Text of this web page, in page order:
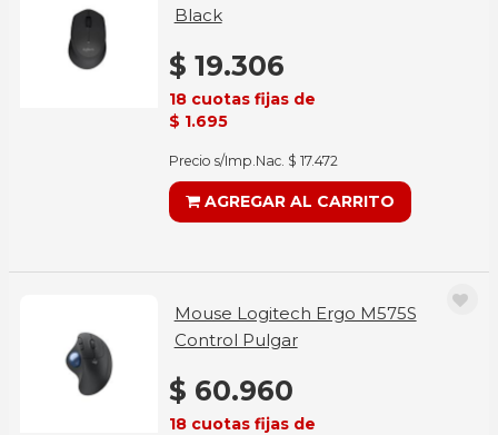
Black
$ 19.306
18 cuotas fijas de
$ 1.695
Precio s/Imp.Nac. $ 17.472
AGREGAR AL CARRITO
Mouse Logitech Ergo M575S
Control Pulgar
$ 60.960
18 cuotas fijas de